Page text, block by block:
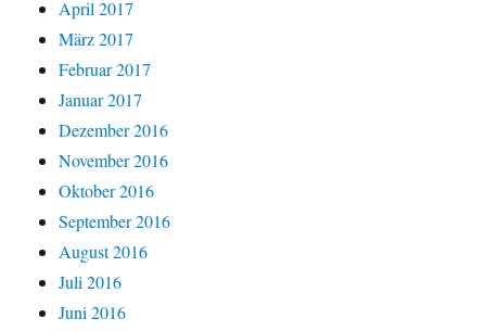
April 2017
März 2017
Februar 2017
Januar 2017
Dezember 2016
November 2016
Oktober 2016
September 2016
August 2016
Juli 2016
Juni 2016